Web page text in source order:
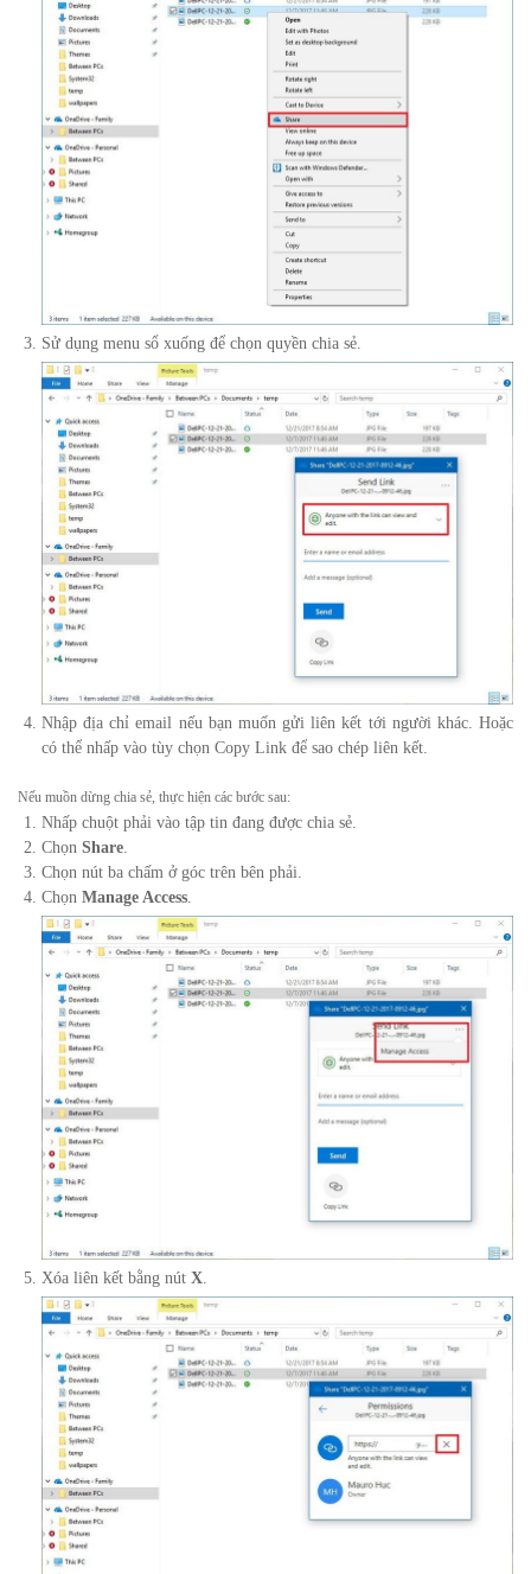
Sử dụng menu sổ xuống để chọn quyền chia sẻ.
Nhập địa chỉ email nếu bạn muốn gửi liên kết tới người khác. Hoặc
có thể nhấp vào tùy chọn Copy Link để sao chép liên kết.
Nếu muồn dừng chia sẻ, thực hiện các bước sau:
Nhấp chuột phải vào tập tin đang được chia sẻ.
Chọn Share.
Chọn nút ba chấm ở góc trên bên phải.
Chọn Manage Access.
Xóa liên kết bằng nút X